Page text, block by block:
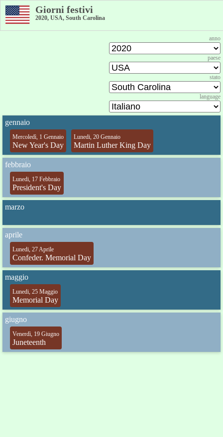
Giorni festivi
2020, USA, South Carolina
anno
paese
stato
language
gennaio
Mercoledì, 1 Gennaio
New Year's Day
Lunedi, 20 Gennaio
Martin Luther King Day
febbraio
Lunedi, 17 Febbraio
President's Day
marzo
aprile
Lunedi, 27 Aprile
Confeder. Memorial Day
maggio
Lunedi, 25 Maggio
Memorial Day
giugno
Venerdì, 19 Giugno
Juneteenth